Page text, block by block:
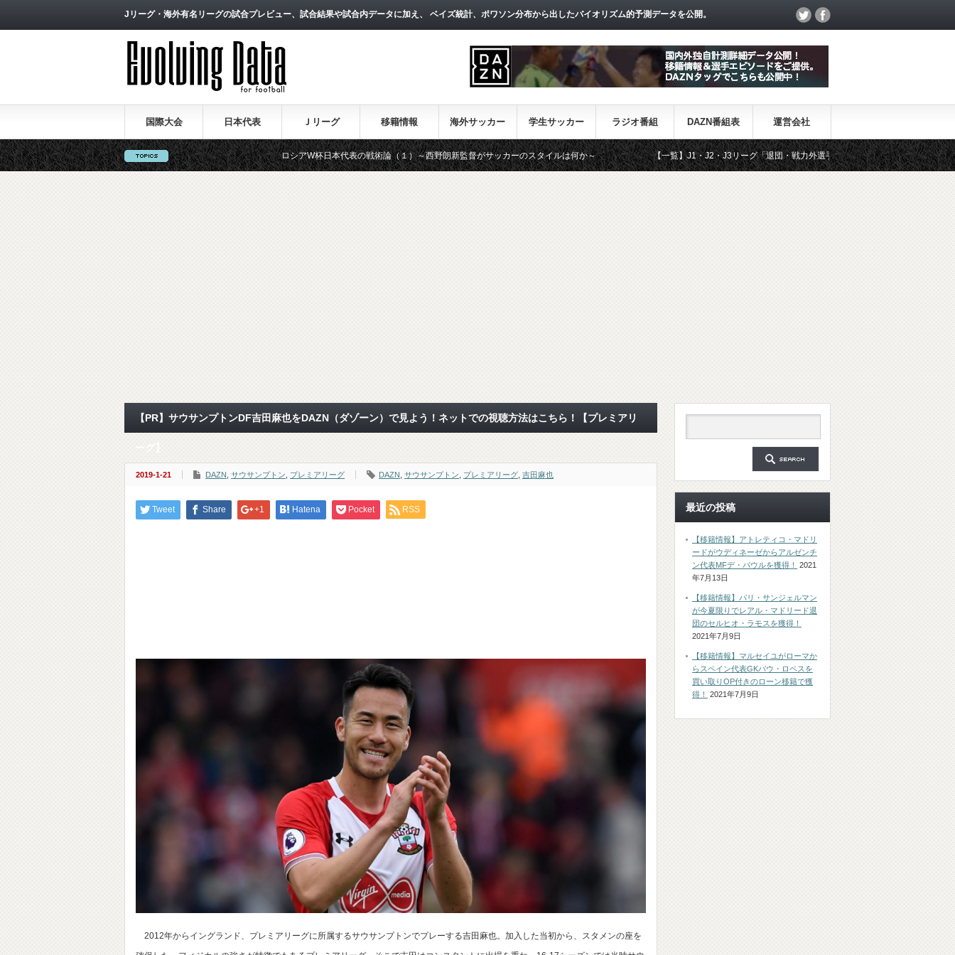
Jリーグ・海外有名リーグの試合プレビュー、試合結果や試合内データに加え、 ベイズ統計、ポワソン分布から出したバイオリズム的予測データを公開。
国際大会 日本代表 Ｊリーグ 移籍情報 海外サッカー 学生サッカー ラジオ番組 DAZN番組表 運営会社
ロシアW杯日本代表の戦術論（１）～西野朗新監督がサッカーのスタイルは何か～ 【一覧】J1・J2・J3リーグ「退団・戦力外選手＆新加入選手」 DAZN番組・日
【PR】サウサンプトンDF吉田麻也をDAZN（ダゾーン）で見よう！ネットでの視聴方法はこちら！【プレミアリ
ーグ】
2019-1-21 DAZN サウサンプトン プレミアリーグ DAZN サウサンプトン プレミアリーグ 吉田麻也
Tweet Share +1 Hatena Pocket RSS
2012年からイングランド、プレミアリーグに所属するサウサンプトンでプレーする吉田麻也。加入した当初から、スタメンの座を
最近の投稿
【移籍情報】アトレティコ・マドリ
ードがウディネーゼからアルゼンチ
ン代表MFデ・パウルを獲得！
2021
年7月13日
【移籍情報】パリ・サンジェルマン
が今夏限りでレアル・マドリード退
団のセルヒオ・ラモスを獲得！
2021年7月9日
【移籍情報】マルセイユがローマか
らスペイン代表GKパウ・ロペスを
買い取りOP付きのローン移籍で獲
得！
2021年7月9日